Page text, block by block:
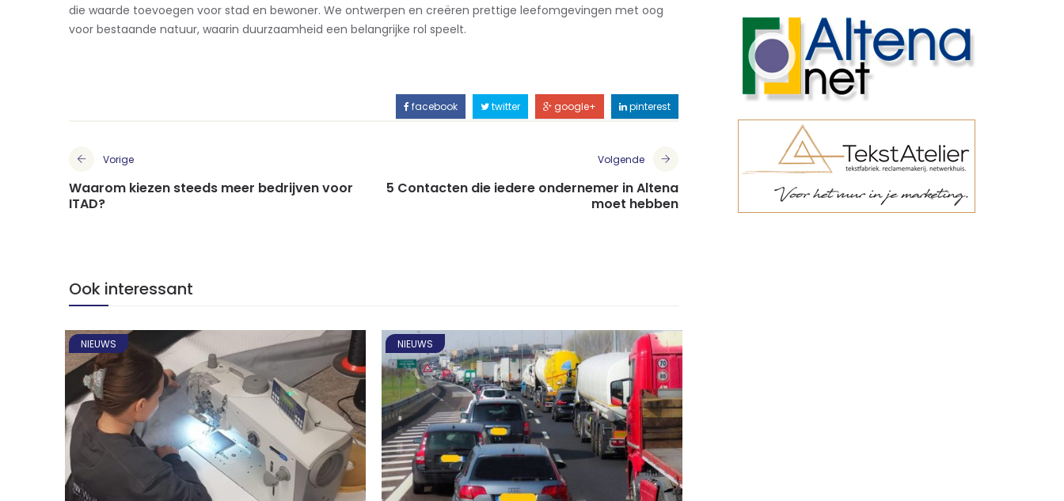
die waarde toevoegen voor stad en bewoner. We ontwerpen en creëren prettige leefomgevingen met oog
voor bestaande natuur, waarin duurzaamheid een belangrijke rol speelt.
facebook twitter google+ pinterest
Vorige
Waarom kiezen steeds meer bedrijven voor
ITAD?
Volgende
5 Contacten die iedere ondernemer in Altena
moet hebben
Ook interessant
NIEUWS NIEUWS